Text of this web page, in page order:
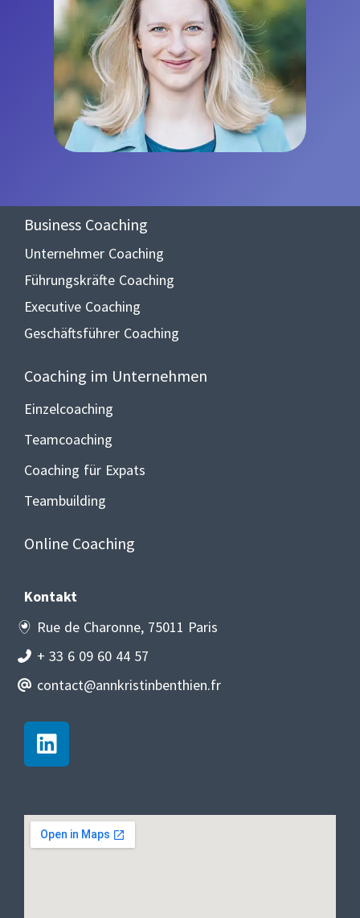
Business Coaching
Unternehmer Coaching
Führungskräfte Coaching
Executive Coaching
Geschäftsführer Coaching
Coaching im Unternehmen
Einzelcoaching
Teamcoaching
Coaching für Expats
Teambuilding
Online Coaching
Kontakt
Rue de Charonne, 75011 Paris
+ 33 6 09 60 44 57
contact@annkristinbenthien.fr